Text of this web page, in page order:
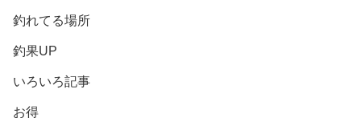
釣れてる場所
釣果UP
いろいろ記事
お得